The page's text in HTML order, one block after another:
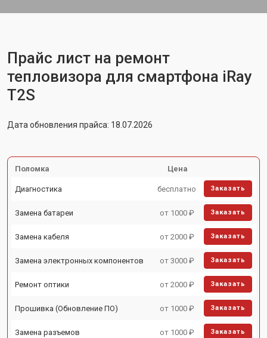
Прайс лист на ремонт
тепловизора для смартфона iRay
T2S
Дата обновления прайса: 18.07.2026
Поломка Цена
Диагностика бесплатно Заказать
Замена батареи от 1000 ₽ Заказать
Замена кабеля от 2000 ₽ Заказать
Замена электронных компонентов от 3000 ₽ Заказать
Ремонт оптики от 2000 ₽ Заказать
Прошивка (Обновление ПО) от 1000 ₽ Заказать
Замена разъемов от 1000 ₽ Заказать